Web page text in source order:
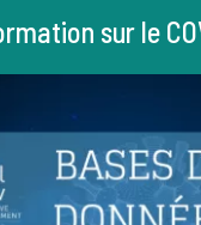
sur le